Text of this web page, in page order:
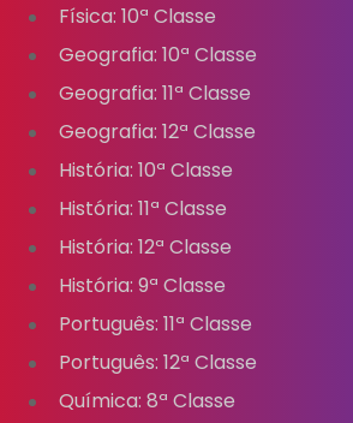
Física: 10ª Classe
Geografia: 10ª Classe
Geografia: 11ª Classe
Geografia: 12ª Classe
História: 10ª Classe
História: 11ª Classe
História: 12ª Classe
História: 9ª Classe
Português: 11ª Classe
Português: 12ª Classe
Química: 8ª Classe